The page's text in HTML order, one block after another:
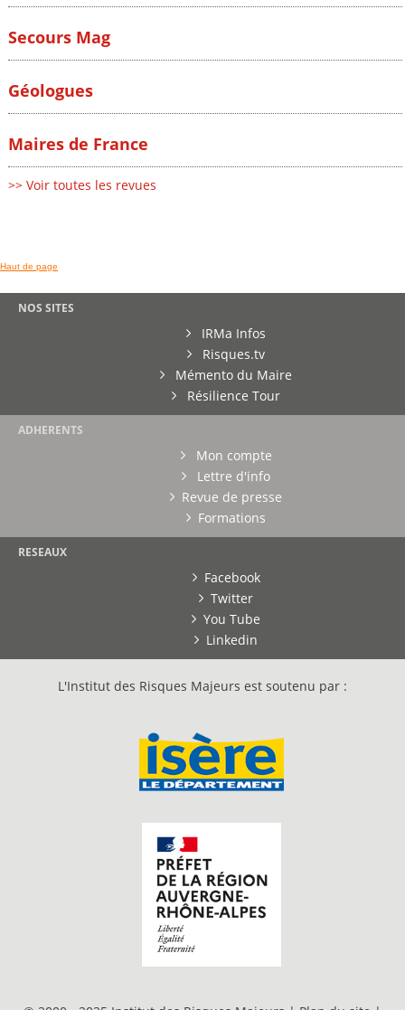
Secours Mag
Géologues
Maires de France
>> Voir toutes les revues
Haut de page
NOS SITES
IRMa Infos
Risques.tv
Mémento du Maire
Résilience Tour
ADHERENTS
Mon compte
Lettre d'info
Revue de presse
Formations
RESEAUX
Facebook
Twitter
You Tube
Linkedin
L'Institut des Risques Majeurs est soutenu par :